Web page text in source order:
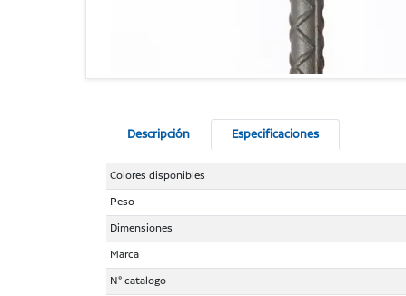
Descripción Especificaciones
Colores disponibles
Peso
Dimensiones
Marca
N° catalogo